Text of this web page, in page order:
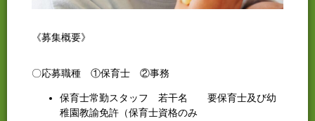
《募集概要》
〇応募職種 ①保育士 ②事務
保育士常勤スタッフ 若干名 要保育士及び幼
稚園教諭免許（保育士資格のみ